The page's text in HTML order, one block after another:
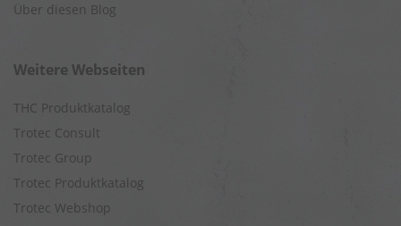
Über diesen Blog
Weitere Webseiten
THC Produktkatalog
Trotec Consult
Trotec Group
Trotec Produktkatalog
Trotec Webshop